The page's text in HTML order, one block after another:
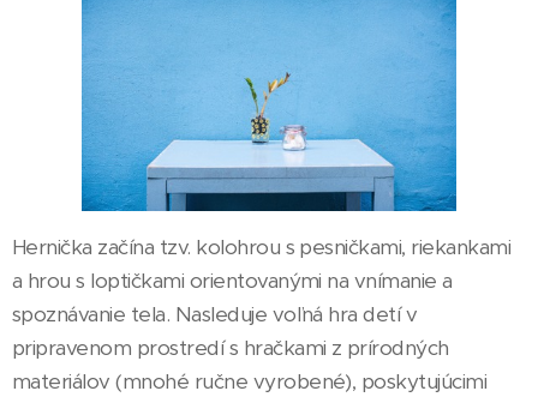
Hernička začína tzv. kolohrou s pesničkami, riekankami
a hrou s loptičkami orientovanými na vnímanie a
spoznávanie tela. Nasleduje voľná hra detí v
pripravenom prostredí s hračkami z prírodných
materiálov (mnohé ručne vyrobené), poskytujúcimi